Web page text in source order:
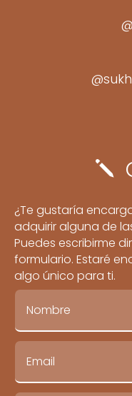
j
¿Te gustaría
adquirir alguna de
Puedes escribirme
formulario. Estaré
algo único para ti.